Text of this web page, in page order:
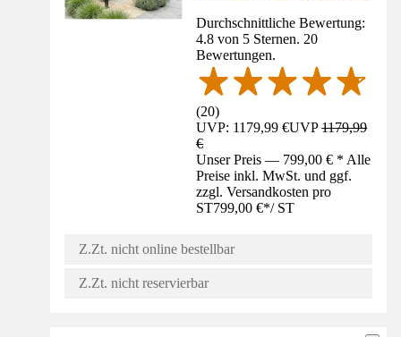
Durchschnittliche Bewertung:
4.8 von 5 Sternen. 20
Bewertungen.
(20)
UVP: 1179,99 €UVP1179,99
€
Unser Preis — 799,00 € * Alle
Preise inkl. MwSt. und ggf.
zzgl. Versandkosten pro
ST799,00 €*/ ST
Z.Zt. nicht online bestellbar
Z.Zt. nicht reservierbar